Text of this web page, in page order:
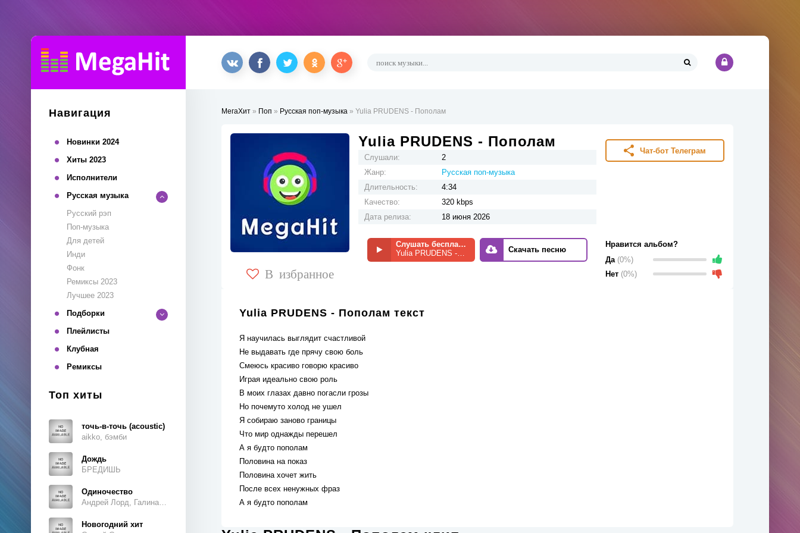
Навигация
Новинки 2024
Хиты 2023
Исполнители
Русская музыка
Русский рэп
Поп-музыка
Для детей
Инди
Фонк
Ремиксы 2023
Лучшее 2023
Подборки
Плейлисты
Клубная
Ремиксы
Топ хиты
точь-в-точь (acoustic)
aikko, бэмби
Дождь
БРЕДИШЬ
Одиночество
Новогодний хит
МегаХит » Поп » Русская поп-музыка » Yulia PRUDENS - Пополам
В избранное
Yulia PRUDENS - Пополам
Слушали:
2
Жанр:
Русская поп-музыка
Длительность:
4:34
Качество:
320 kbps
Дата релиза:
18 июня 2026
Слушать бесплатно
Yulia PRUDENS - Пополам
Скачать песню
Чат-бот Телеграм
Нравится альбом?
Да (0%)
Нет (0%)
Yulia PRUDENS - Пополам текст
Я научилась выглядит счастливой
Не выдавать где прячу свою боль
Смеюсь красиво говорю красиво
Играя идеально свою роль
В моих глазах давно погасли грозы
Но почемуто холод не ушел
Я собираю заново границы
Что мир однажды перешел
А я будто пополам
Половина на показ
Половина хочет жить
После всех ненужных фраз
А я будто пополам